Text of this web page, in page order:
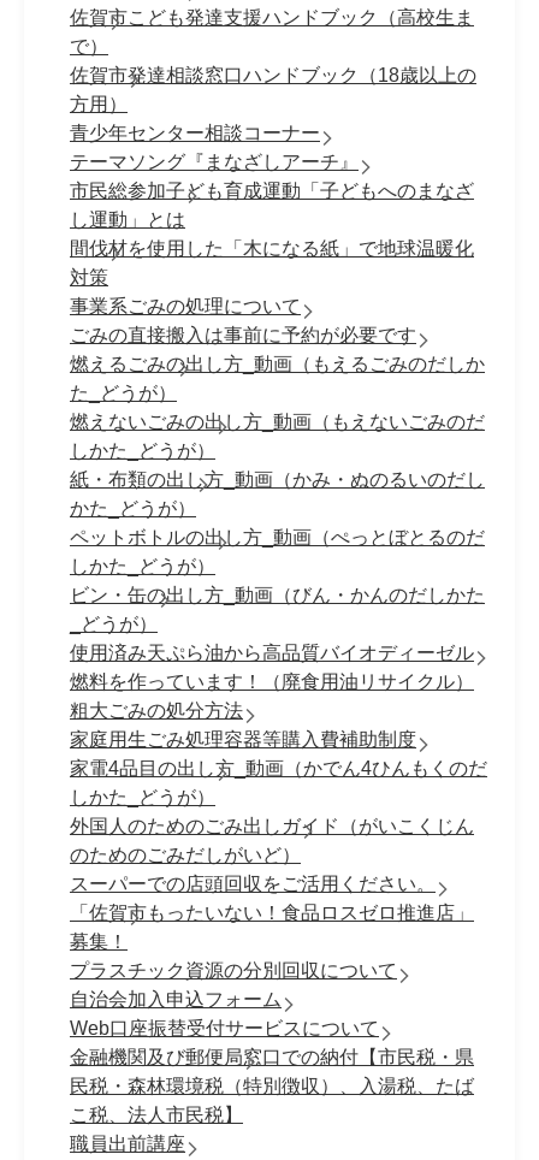
佐賀市こども発達支援ハンドブック（高校生ま
で）
佐賀市発達相談窓口ハンドブック（18歳以上の
方用）
青少年センター相談コーナー
テーマソング『まなざしアーチ』
市民総参加子ども育成運動「子どもへのまなざ
し運動」とは
間伐材を使用した「木になる紙」で地球温暖化
対策
事業系ごみの処理について
ごみの直接搬入は事前に予約が必要です
燃えるごみの出し方_動画（もえるごみのだしか
た_どうが）
燃えないごみの出し方_動画（もえないごみのだ
しかた_どうが）
紙・布類の出し方_動画（かみ・ぬのるいのだし
かた_どうが）
ペットボトルの出し方_動画（ぺっとぼとるのだ
しかた_どうが）
ビン・缶の出し方_動画（びん・かんのだしかた
_どうが）
使用済み天ぷら油から高品質バイオディーゼル
燃料を作っています！（廃食用油リサイクル）
粗大ごみの処分方法
家庭用生ごみ処理容器等購入費補助制度
家電4品目の出し方_動画（かでん4ひんもくのだ
しかた_どうが）
外国人のためのごみ出しガイド（がいこくじん
のためのごみだしがいど）
スーパーでの店頭回収をご活用ください。
「佐賀市もったいない！食品ロスゼロ推進店」
募集！
プラスチック資源の分別回収について
自治会加入申込フォーム
Web口座振替受付サービスについて
金融機関及び郵便局窓口での納付【市民税・県
民税・森林環境税（特別徴収）、入湯税、たば
こ税、法人市民税】
職員出前講座